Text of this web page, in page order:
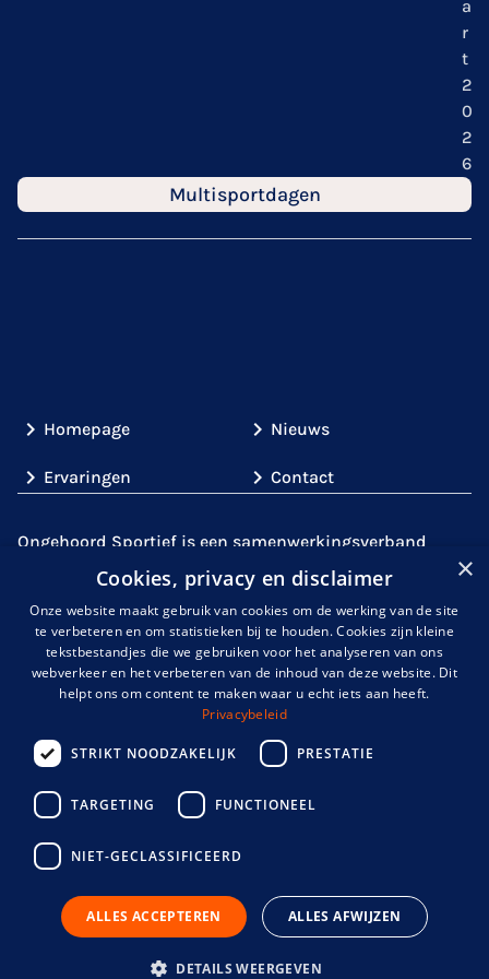
a
r
t
2
0
2
6
Multisportdagen
Homepage
Ervaringen
Nieuws
Contact
Ongehoord Sportief is een samenwerkingsverband
tussen partijen uit de sport (
Gehandicaptensport
KNDSB NOC*NSF
expertise over doof- en slechthorendheid,
zoalsKentalis. Gezamenlijk gaan wij de uitdaging aan
om de sportparticipatie onder mensen met een
auditieve handicap te verhogen en de belemmeringen
info@ongehoordsportief.nl
×
Cookies, privacy en disclaimer
Onze website maakt gebruik van cookies om de werking van de site
te verbeteren en om statistieken bij te houden. Cookies zijn kleine
tekstbestandjes die we gebruiken voor het analyseren van ons
webverkeer en het verbeteren van de inhoud van deze website. Dit
helpt ons om content te maken waar u echt iets aan heeft.
Privacybeleid
STRIKT NOODZAKELIJK PRESTATIE
TARGETING FUNCTIONEEL
NIET-GECLASSIFICEERD
ALLES ACCEPTEREN ALLES AFWIJZEN
DETAILS WEERGEVEN